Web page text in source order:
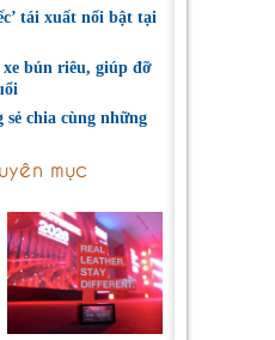
tái xuất nổi bật tại
bún riêu, giúp đỡ
sẻ chia cùng những
mục